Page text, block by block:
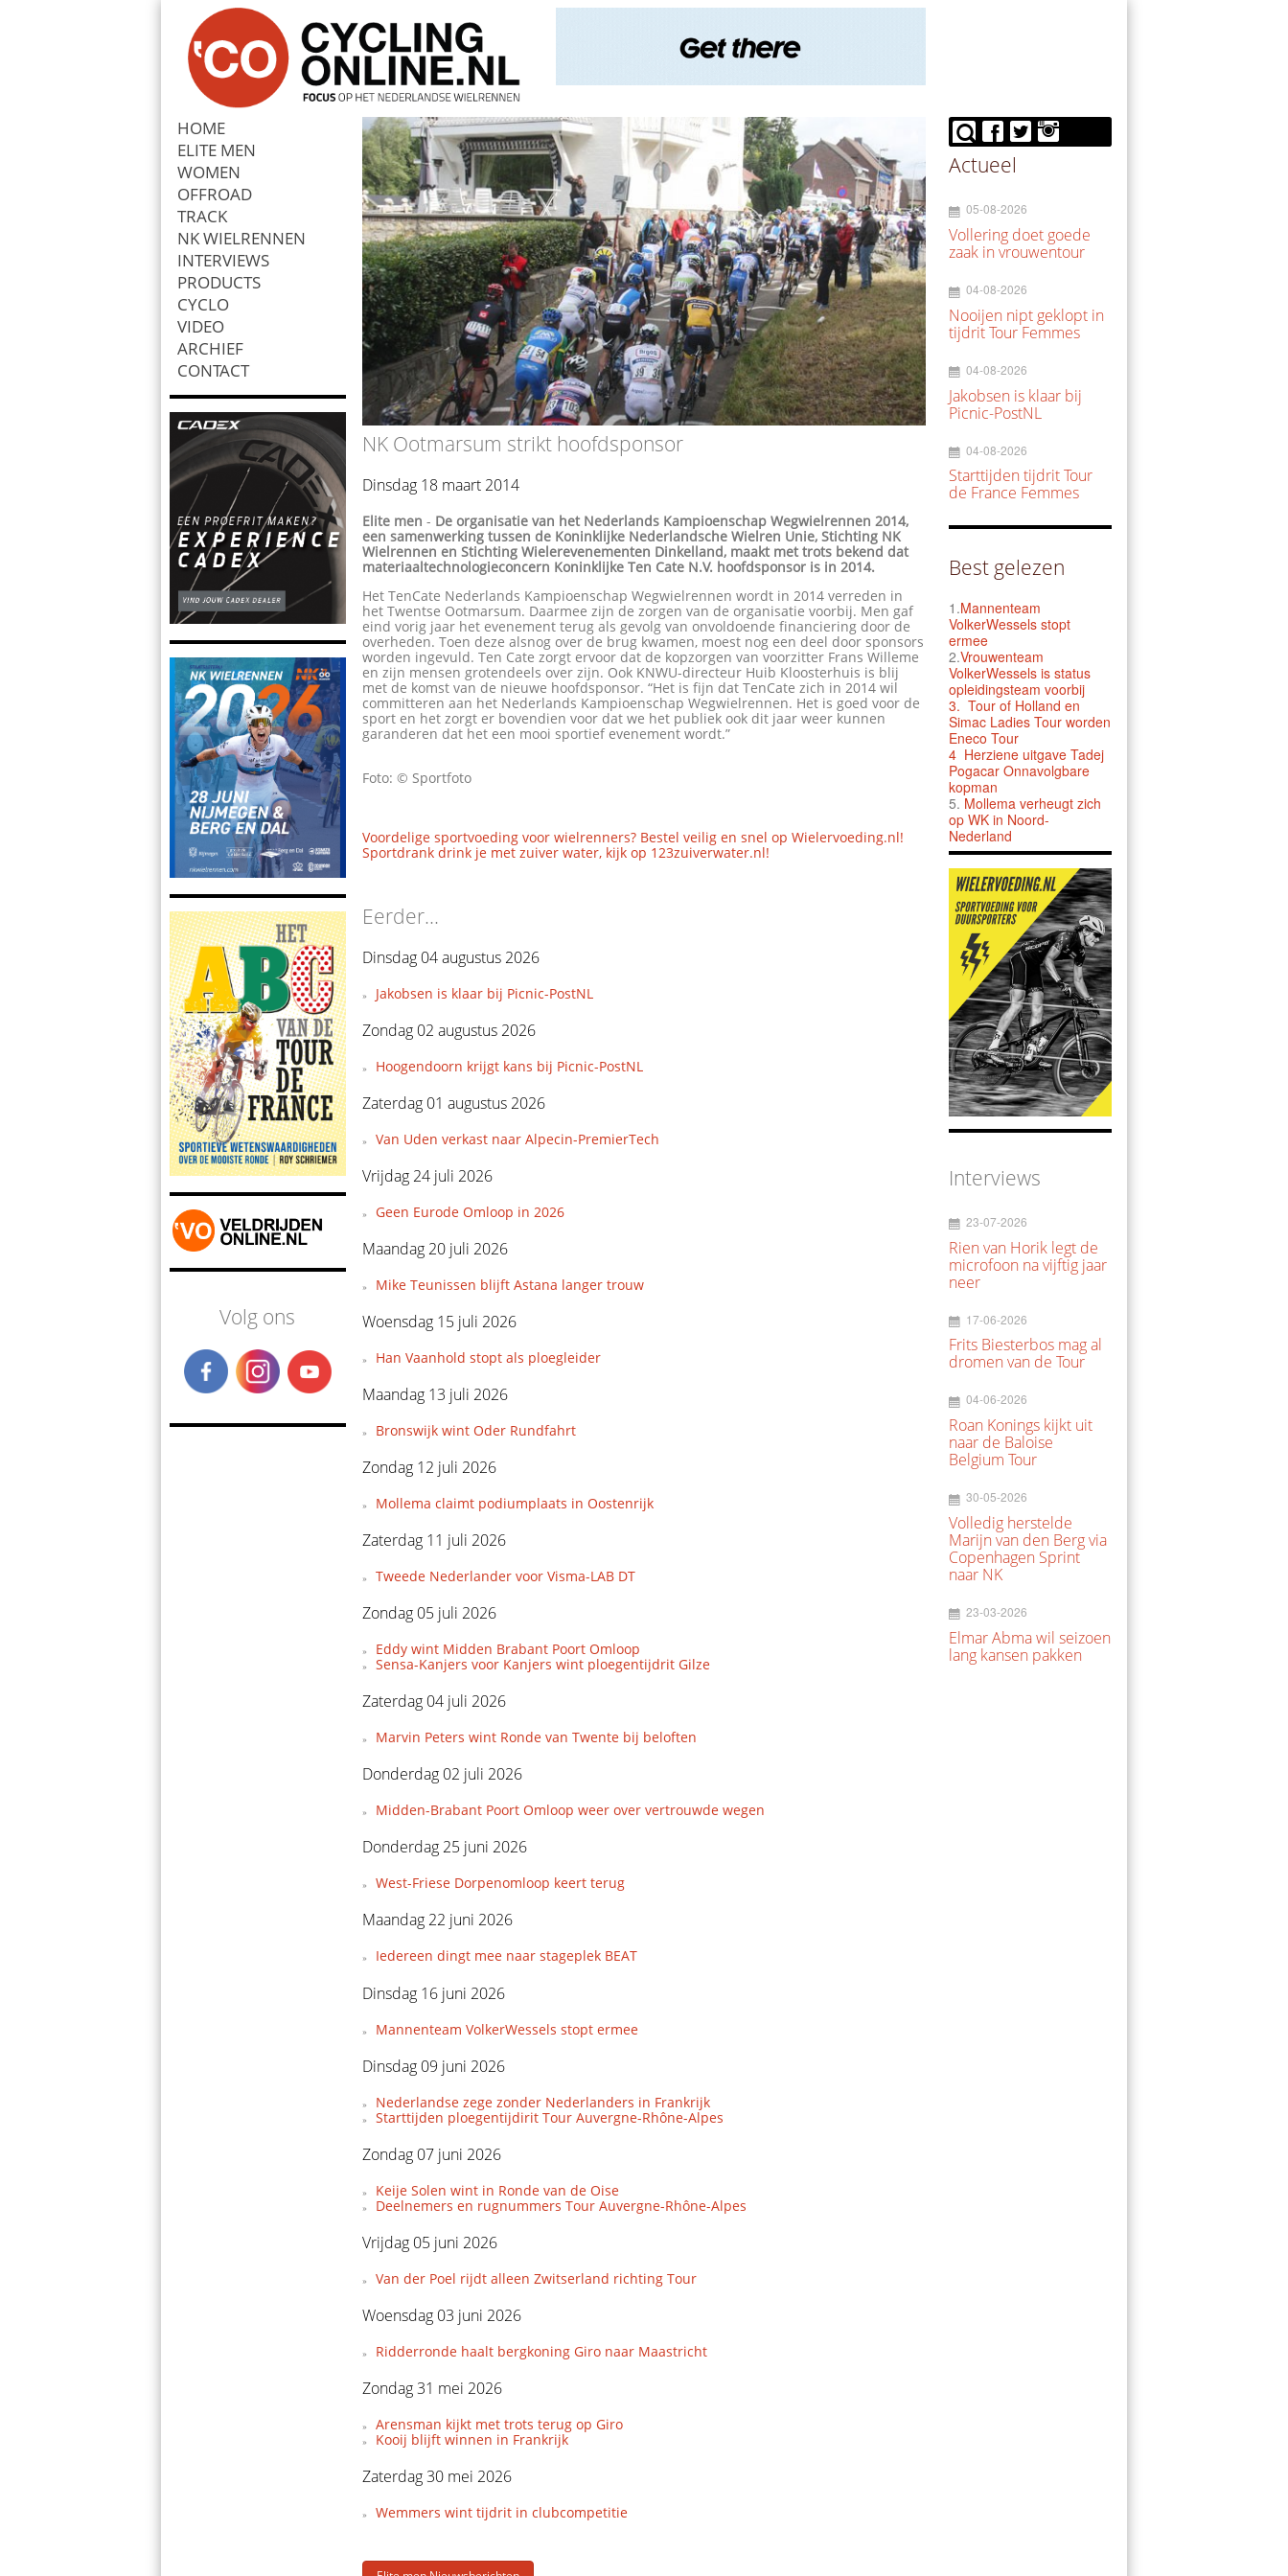
HOME
ELITE MEN
WOMEN
OFFROAD
TRACK
NK WIELRENNEN
INTERVIEWS
PRODUCTS
CYCLO
VIDEO
ARCHIEF
CONTACT
Zoek
Volg ons
NK Ootmarsum strikt hoofdsponsor
Dinsdag 18 maart 2014
Elite men - De organisatie van het Nederlands Kampioenschap Wegwielrennen 2014,
een samenwerking tussen de Koninklijke Nederlandsche Wielren Unie, Stichting NK
Wielrennen en Stichting Wielerevenementen Dinkelland, maakt met trots bekend dat
materiaaltechnologieconcern Koninklijke Ten Cate N.V. hoofdsponsor is in 2014.
Het TenCate Nederlands Kampioenschap Wegwielrennen wordt in 2014 verreden in
het Twentse Ootmarsum. Daarmee zijn de zorgen van de organisatie voorbij. Men gaf
eind vorig jaar het evenement terug als gevolg van onvoldoende financiering door de
overheden. Toen deze alsnog over de brug kwamen, moest nog een deel door sponsors
worden ingevuld. Ten Cate zorgt ervoor dat de kopzorgen van voorzitter Frans Willeme
en zijn mensen grotendeels over zijn. Ook KNWU-directeur Huib Kloosterhuis is blij
met de komst van de nieuwe hoofdsponsor. “Het is fijn dat TenCate zich in 2014 wil
committeren aan het Nederlands Kampioenschap Wegwielrennen. Het is goed voor de
sport en het zorgt er bovendien voor dat we het publiek ook dit jaar weer kunnen
garanderen dat het een mooi sportief evenement wordt.”
Foto: © Sportfoto
Voordelige sportvoeding voor wielrenners? Bestel veilig en snel op Wielervoeding.nl!
Sportdrank drink je met zuiver water, kijk op 123zuiverwater.nl!
Eerder...
Dinsdag 04 augustus 2026
Jakobsen is klaar bij Picnic-PostNL
Zondag 02 augustus 2026
Hoogendoorn krijgt kans bij Picnic-PostNL
Zaterdag 01 augustus 2026
Van Uden verkast naar Alpecin-PremierTech
Vrijdag 24 juli 2026
Geen Eurode Omloop in 2026
Maandag 20 juli 2026
Mike Teunissen blijft Astana langer trouw
Woensdag 15 juli 2026
Han Vaanhold stopt als ploegleider
Maandag 13 juli 2026
Bronswijk wint Oder Rundfahrt
Zondag 12 juli 2026
Mollema claimt podiumplaats in Oostenrijk
Zaterdag 11 juli 2026
Tweede Nederlander voor Visma-LAB DT
Zondag 05 juli 2026
Eddy wint Midden Brabant Poort Omloop
Sensa-Kanjers voor Kanjers wint ploegentijdrit Gilze
Zaterdag 04 juli 2026
Marvin Peters wint Ronde van Twente bij beloften
Donderdag 02 juli 2026
Midden-Brabant Poort Omloop weer over vertrouwde wegen
Donderdag 25 juni 2026
West-Friese Dorpenomloop keert terug
Maandag 22 juni 2026
Iedereen dingt mee naar stageplek BEAT
Dinsdag 16 juni 2026
Mannenteam VolkerWessels stopt ermee
Dinsdag 09 juni 2026
Nederlandse zege zonder Nederlanders in Frankrijk
Starttijden ploegentijdirit Tour Auvergne-Rhône-Alpes
Zondag 07 juni 2026
Keije Solen wint in Ronde van de Oise
Deelnemers en rugnummers Tour Auvergne-Rhône-Alpes
Vrijdag 05 juni 2026
Van der Poel rijdt alleen Zwitserland richting Tour
Woensdag 03 juni 2026
Ridderronde haalt bergkoning Giro naar Maastricht
Zondag 31 mei 2026
Arensman kijkt met trots terug op Giro
Kooij blijft winnen in Frankrijk
Zaterdag 30 mei 2026
Wemmers wint tijdrit in clubcompetitie
Actueel
05-08-2026
Vollering doet goede
zaak in vrouwentour
04-08-2026
Nooijen nipt geklopt in
tijdrit Tour Femmes
04-08-2026
Jakobsen is klaar bij
Picnic-PostNL
04-08-2026
Starttijden tijdrit Tour
de France Femmes
Best gelezen
1.Mannenteam
VolkerWessels stopt
ermee
2.Vrouwenteam
VolkerWessels is status
opleidingsteam voorbij
3. Tour of Holland en
Simac Ladies Tour worden
Eneco Tour
4 Herziene uitgave Tadej
Pogacar Onnavolgbare
kopman
5. Mollema verheugt zich
op WK in Noord-
Nederland
Interviews
23-07-2026
Rien van Horik legt de
microfoon na vijftig jaar
neer
17-06-2026
Frits Biesterbos mag al
dromen van de Tour
04-06-2026
Roan Konings kijkt uit
naar de Baloise
Belgium Tour
30-05-2026
Volledig herstelde
Marijn van den Berg via
Copenhagen Sprint
naar NK
23-03-2026
Elmar Abma wil seizoen
lang kansen pakken